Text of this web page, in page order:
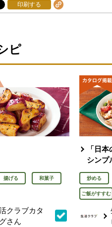
印刷する
ピ
揚げる 和菓子
クラブカタ
さん
「日
シンプ
炒める
ご飯がすすむ